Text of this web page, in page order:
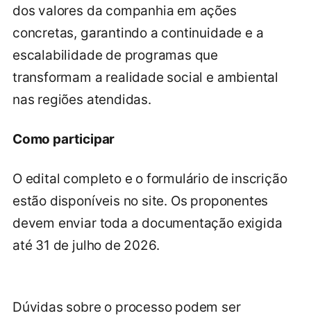
dos valores da companhia em ações
concretas, garantindo a continuidade e a
escalabilidade de programas que
transformam a realidade social e ambiental
nas regiões atendidas.
Como participar
O edital completo e o formulário de inscrição
estão disponíveis no site. Os proponentes
devem enviar toda a documentação exigida
até 31 de julho de 2026.
Dúvidas sobre o processo podem ser